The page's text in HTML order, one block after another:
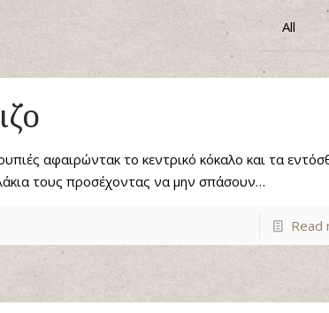
All
αφαιρώντακ το κεντρικό κόκαλο και τα
τους προσέχοντας να μην σπάσουν…
Read